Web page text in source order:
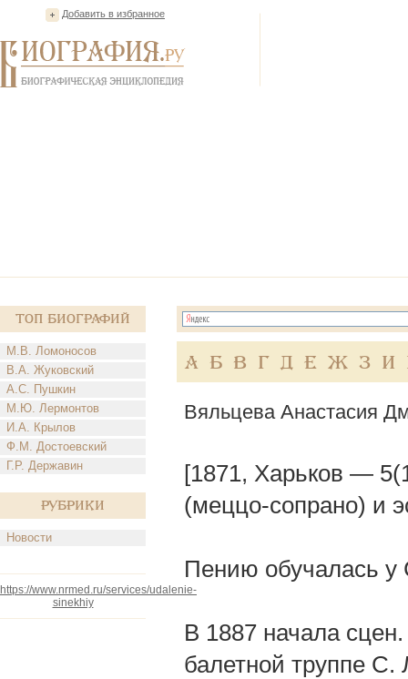
Добавить в избранное
Топ Биографий
М.В. Ломоносов
В.А. Жуковский
А.С. Пушкин
М.Ю. Лермонтов
И.А. Крылов
Ф.М. Достоевский
Г.Р. Державин
Рубрики
Новости
https://www.nrmed.ru/services/udalenie-
sinekhiy
А Б В Г Д Е Ж З И
Вяльцева Анастасия
[1871, Харьков —
(меццо-сопрано) и
Пению обучалась у
В 1887 начала сцен.
балетной труппе С.